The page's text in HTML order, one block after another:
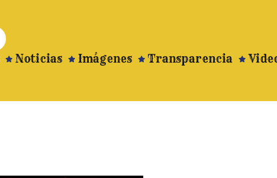
Noticias Imágenes Transparencia